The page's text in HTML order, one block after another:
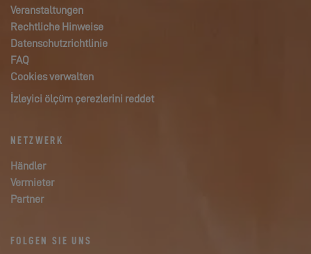
Veranstaltungen
Rechtliche Hinweise
Datenschutzrichtlinie
FAQ
Cookies verwalten
İzleyici ölçüm çerezlerini reddet
NETZWERK
Händler
Vermieter
Partner
FOLGEN SIE UNS